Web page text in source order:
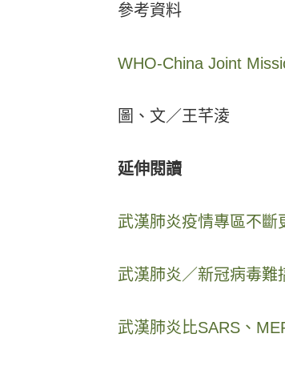
參考資料
WHO-China Joint
圖、文／王芊淩
延伸閱讀
武漢肺炎疫情專區不斷
武漢肺炎／新冠病毒
武漢肺炎比SARS、